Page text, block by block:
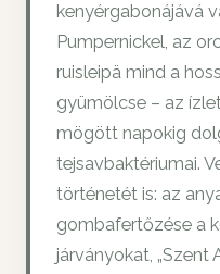
kenyérgabonájává
Pumpernickel, az
ruisleipä mind a
gyümölcse – az
mögött napokig
tejsavbaktériumai.
történetét is: az
gombafertőzése a
járványokat, „Szent